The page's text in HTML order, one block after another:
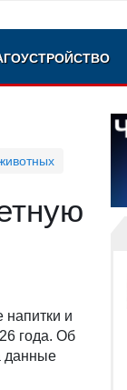
и
года. Об
данные